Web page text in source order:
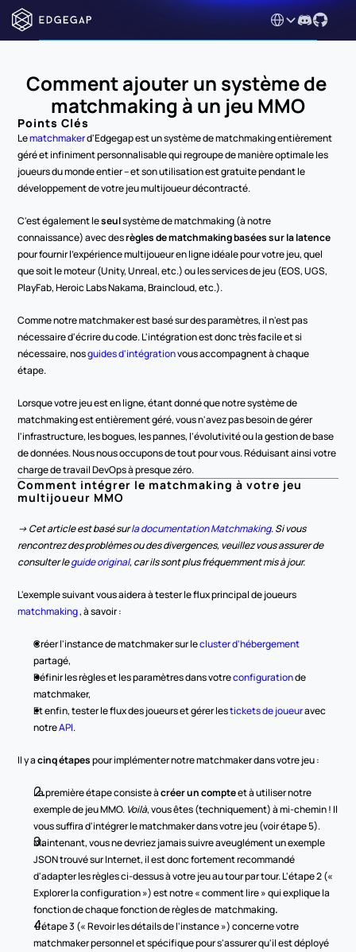
Select Language
Comment ajouter un système de
matchmaking à un jeu MMO
Points Clés
Le matchmaker d'Edgegap est un système de matchmaking entièrement
géré et infiniment personnalisable qui regroupe de manière optimale les
joueurs du monde entier – et son utilisation est gratuite pendant le
développement de votre jeu multijoueur décontracté.
C'est également le seul système de matchmaking (à notre
connaissance) avec des règles de matchmaking basées sur la latence
pour fournir l'expérience multijoueur en ligne idéale pour votre jeu, quel
que soit le moteur (Unity, Unreal, etc.) ou les services de jeu (EOS, UGS,
PlayFab, Heroic Labs Nakama, Braincloud, etc.).
Comme notre matchmaker est basé sur des paramètres, il n'est pas
nécessaire d'écrire du code. L'intégration est donc très facile et si
nécessaire, nos guides d'intégration vous accompagnent à chaque
étape.
Lorsque votre jeu est en ligne, étant donné que notre système de
matchmaking est entièrement géré, vous n'avez pas besoin de gérer
l'infrastructure, les bogues, les pannes, l'évolutivité ou la gestion de base
de données. Nous nous occupons de tout pour vous. Réduisant ainsi votre
charge de travail DevOps à presque zéro.
Comment intégrer le matchmaking à votre jeu
multijoueur MMO
-> Cet article est basé sur la documentation Matchmaking. Si vous
rencontrez des problèmes ou des divergences, veuillez vous assurer de
consulter le guide original, car ils sont plus fréquemment mis à jour.
matchmaking , à savoir :
Créer l'instance de matchmaker sur le cluster d'hébergement
partagé,
Définir les règles et les paramètres dans votre configuration de
matchmaker,
Et enfin, tester le flux des joueurs et gérer les tickets de joueur avec
notre API.
Il y a cinq étapes pour implémenter notre matchmaker dans votre jeu :
La première étape consiste à créer un compte et à utiliser notre
exemple de jeu MMO. Voilà, vous êtes (techniquement) à mi-chemin ! Il
vous suffira d'intégrer le matchmaker dans votre jeu (voir étape 5).
Maintenant, vous ne devriez jamais suivre aveuglément un exemple
JSON trouvé sur Internet, il est donc fortement recommandé
d'adapter les règles ci-dessus à votre jeu au tour par tour. L'étape 2 («
Explorer la configuration ») est notre « comment lire » qui explique la
fonction de chaque fonction de règles de matchmaking.
L'étape 3 (« Revoir les détails de l'instance ») concerne votre
matchmaker personnel et spécifique pour s'assurer qu'il est déployé